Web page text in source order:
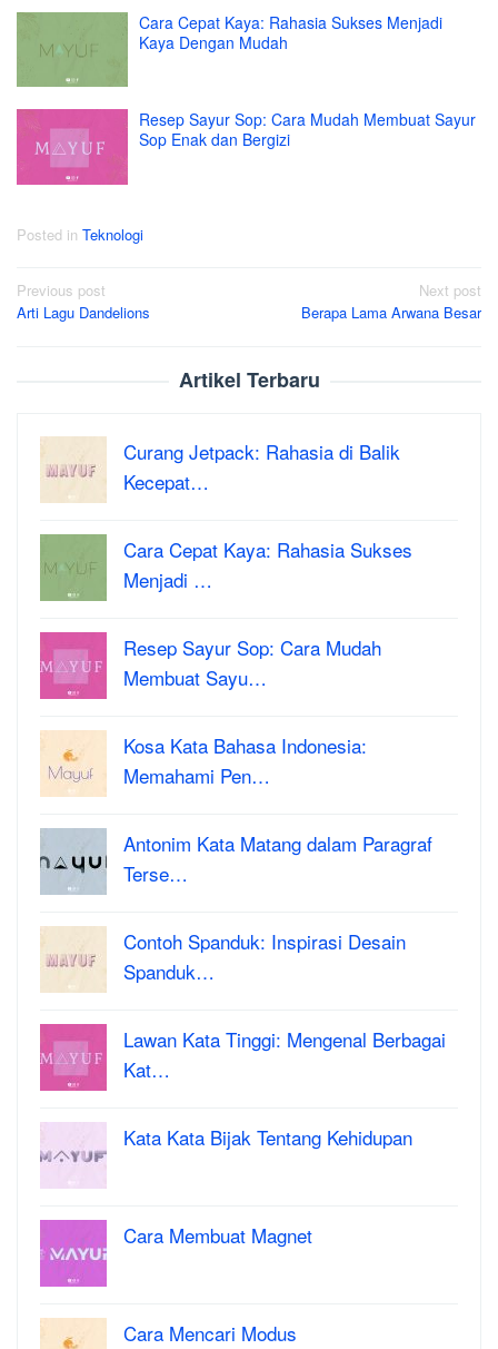
Cara Cepat Kaya: Rahasia Sukses Menjadi
Kaya Dengan Mudah
Resep Sayur Sop: Cara Mudah Membuat Sayur
Sop Enak dan Bergizi
Posted in Teknologi
Post
navigation
Previous post
Arti Lagu Dandelions
Next post
Berapa Lama Arwana Besar
Artikel Terbaru
Curang Jetpack: Rahasia di Balik
Kecepat…
Cara Cepat Kaya: Rahasia Sukses
Menjadi …
Resep Sayur Sop: Cara Mudah
Membuat Sayu…
Kosa Kata Bahasa Indonesia:
Memahami Pen…
Antonim Kata Matang dalam Paragraf
Terse…
Contoh Spanduk: Inspirasi Desain
Spanduk…
Lawan Kata Tinggi: Mengenal Berbagai
Kat…
Kata Kata Bijak Tentang Kehidupan
Cara Membuat Magnet
Cara Mencari Modus